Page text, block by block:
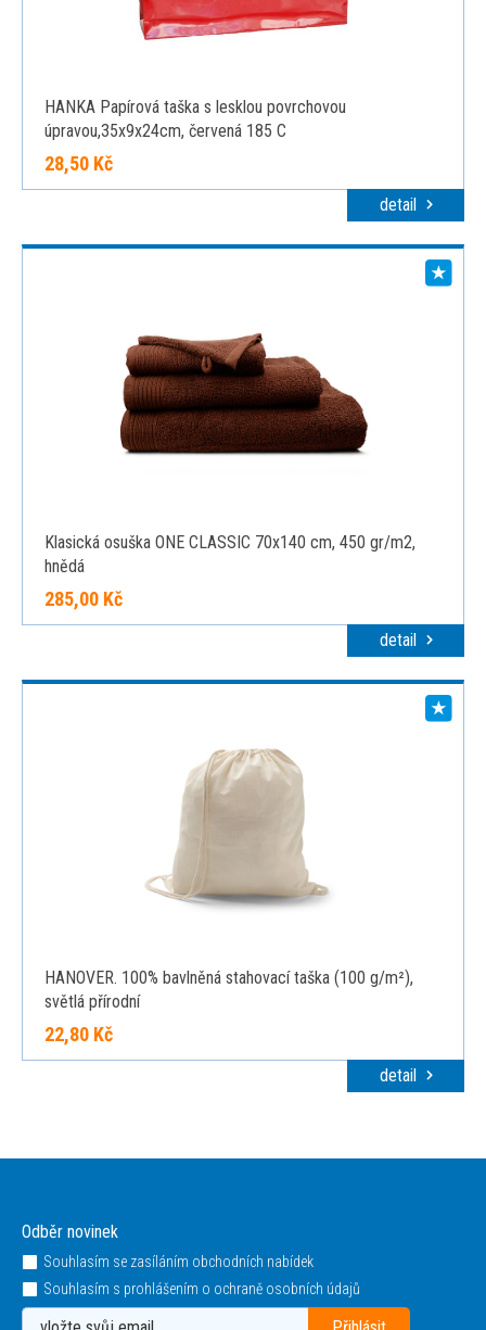
HANKA Papírová taška s lesklou povrchovou
úpravou,35x9x24cm, červená 185 C
28,50 Kč
detail
Klasická osuška ONE CLASSIC 70x140 cm, 450 gr/m2,
hnědá
285,00 Kč
detail
HANOVER. 100% bavlněná stahovací taška (100 g/m²),
světlá přírodní
22,80 Kč
detail
Odběr novinek
Souhlasím se zasíláním obchodních nabídek
Souhlasím s prohlášením o ochraně osobních údajů